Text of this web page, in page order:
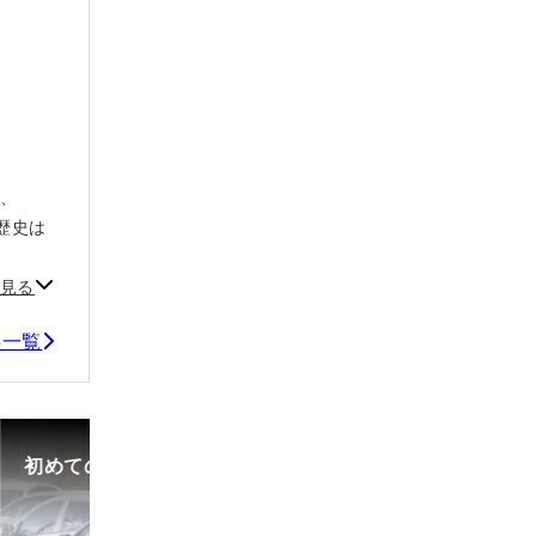
史は
る
覧
初めての中古車選び、購入時の流れや必要な書類などに